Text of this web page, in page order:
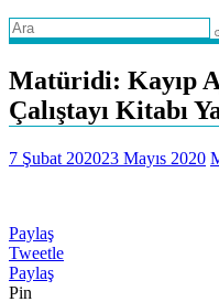
Matüridi: Kayıp
Çalıştayı Kitabı
7 Şubat 202023 Mayıs 2020
Paylaş
Tweetle
Paylaş
Pin